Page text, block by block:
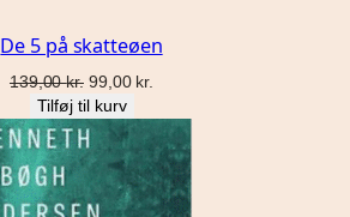
De 5 på skatteøen
139,00kr. Den
oprindelige
pris
var:
139,00 kr..
99,00 kr.
pris
er:
99,00 kr..
Tilføj til kurv